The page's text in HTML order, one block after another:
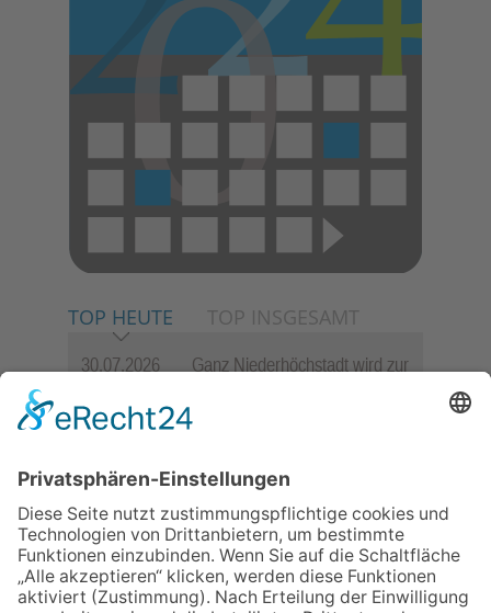
TOP HEUTE TOP INSGESAMT
30.07.2026
Ganz Niederhöchstadt wird zur
23.07.2026
Zwischen Fachwerk, Wein und
lädt wieder zum Weinfest ein
Stadiontour kommt nach
Frankfurt
06.08.2026
Jugendchor Hochtaunus
präsentiert sein neues